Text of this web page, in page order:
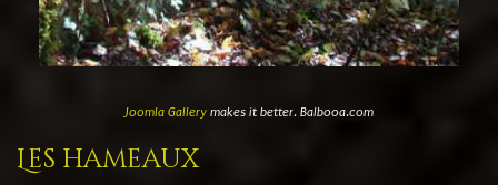
Joomla Gallerymakes it better. Balbooa.com
Les hameaux